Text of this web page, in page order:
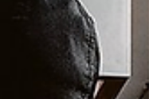
Ottensen: Standort: Bezi